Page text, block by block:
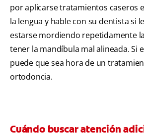
por aplicarse tratamientos caseros
la lengua y hable con su dentista si
estarse mordiendo repetidamente
tener la mandíbula mal alineada. Si
puede que sea hora de un
ortodoncia.
Cuándo buscar atención